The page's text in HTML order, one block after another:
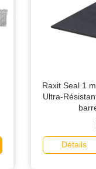
Raxit Seal 1
Ultra-
Détails